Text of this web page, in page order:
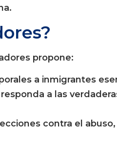
propone:
a inmigrantes
a las
contra el abuso,